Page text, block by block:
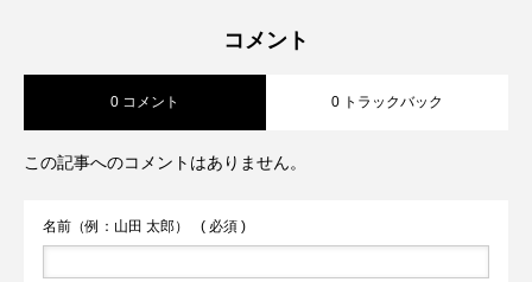
い主もリフレッシュ」
つける場所」
ーム「SNS映え間違いなし！フォトスポ
コメント
0 コメント 0 トラックバック
この記事へのコメントはありません。
名前（例：山田 太郎） ( 必須 )